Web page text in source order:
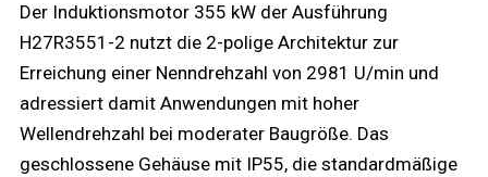
Der Induktionsmotor 355 kW der Ausführung
H27R3551-2 nutzt die 2-polige Architektur zur
Erreichung einer Nenndrehzahl von 2981 U/min und
adressiert damit Anwendungen mit hoher
Wellendrehzahl bei moderater Baugröße. Das
geschlossene Gehäuse mit IP55, die standardmäßige